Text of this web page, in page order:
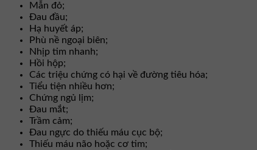
Mẫn đỏ;
Đau đầu;
Hạ huyết áp;
Phù nề ngoại biên;
Nhịp tim nhanh;
Hồi hộp;
Các triệu chứng có hại về đường tiêu hóa;
Tiểu tiện nhiều hơn;
Chứng ngủ lịm;
Đau mắt;
Trầm cảm;
Đau ngực do thiếu máu cục bộ;
Thiếu máu não hoặc cơ tim;